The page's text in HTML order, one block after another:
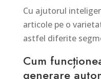
Cu ajutorul
articole pe o
astfel diferite
Cum
generare